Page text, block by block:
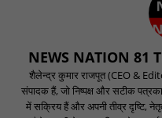
NEWS NATION 81
शैलेन्द्र कुमार राजपूत (CEO &
संपादक हैं, जो निष्पक्ष और सटीक
में सक्रिय हैं और अपनी तीव्र दृष्टि,